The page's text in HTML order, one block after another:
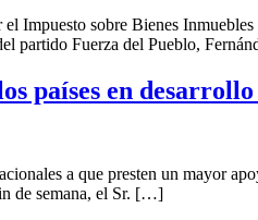
Impuesto sobre Bienes
partido Fuerza del Pueblo,
países en
a que presten un mayor
de semana, el Sr. […]